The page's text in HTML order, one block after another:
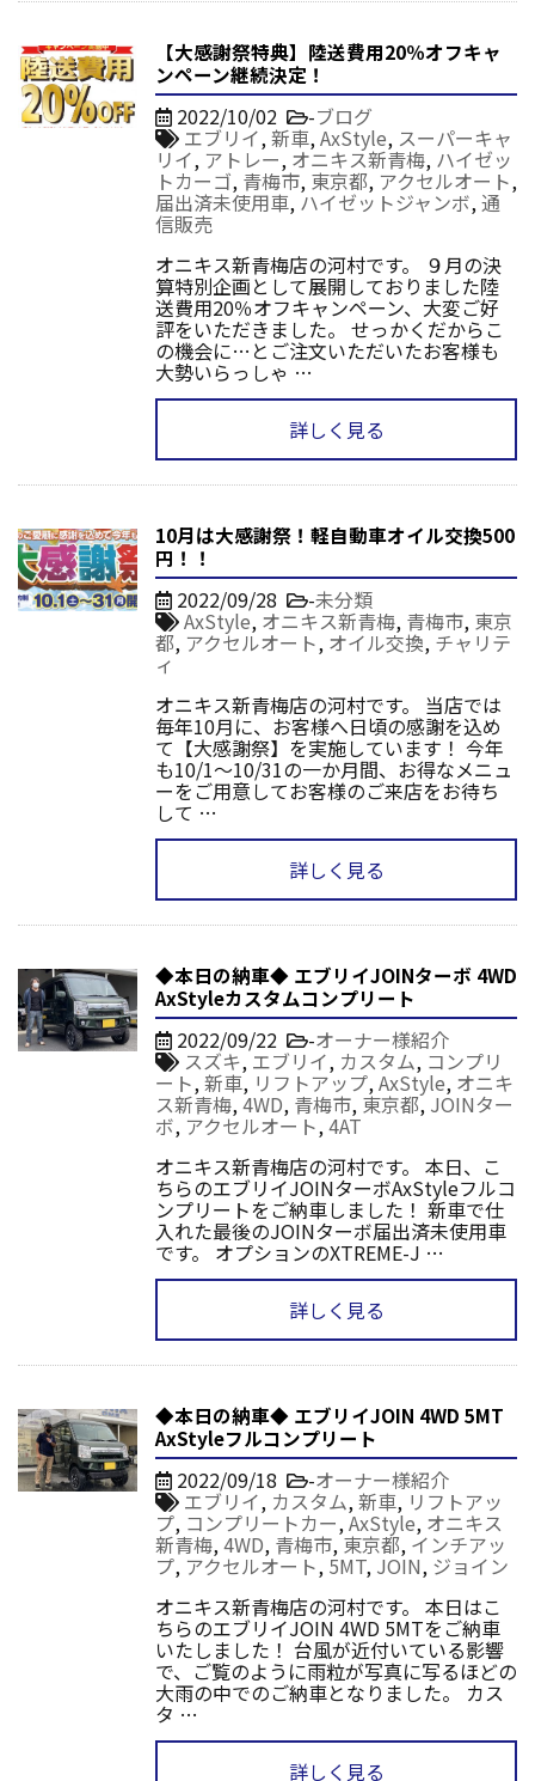
【大感謝祭特典】陸送費用20％オフキャ
ンペーン継続決定！
2022/10/02 -ブログ
エブリイ,新車,AxStyle, スーパーキャ
リイ, アトレー, オニキス新青梅, ハイゼッ
トカーゴ, 青梅市, 東京都, アクセルオート,
届出済未使用車, ハイゼットジャンボ,通
信販売
オニキス新青梅店の河村です。 ９月の決
算特別企画として展開しておりました陸
送費用20％オフキャンペーン、大変ご好
評をいただきました。 せっかくだからこ
の機会に…とご注文いただいたお客様も
大勢いらっしゃ …
詳しく見る
10月は大感謝祭！軽自動車オイル交換500
円！！
2022/09/28 -未分類
AxStyle, オニキス新青梅, 青梅市, 東京
都, アクセルオート, オイル交換, チャリテ
ィ
オニキス新青梅店の河村です。 当店では
毎年10月に、お客様へ日頃の感謝を込め
て【大感謝祭】を実施しています！ 今年
も10/1～10/31の一か月間、お得なメニュ
ーをご用意してお客様のご来店をお待ち
して …
詳しく見る
◆本日の納車◆ エブリイJOINターボ 4WD
AxStyleカスタムコンプリート
2022/09/22 -オーナー様紹介
スズキ,エブリイ, カスタム, コンプリ
ート,新車, リフトアップ,AxStyle, オニキ
ス新青梅,4WD, 青梅市, 東京都, JOINター
ボ, アクセルオート,4AT
オニキス新青梅店の河村です。 本日、こ
ちらのエブリイJOINターボAxStyleフルコ
ンプリートをご納車しました！ 新車で仕
入れた最後のJOINターボ届出済未使用車
です。 オプションのXTREME-J …
詳しく見る
◆本日の納車◆ エブリイJOIN 4WD 5MT
AxStyleフルコンプリート
2022/09/18 -オーナー様紹介
エブリイ, カスタム,新車, リフトアッ
プ, コンプリートカー,AxStyle, オニキス
新青梅,4WD, 青梅市,東京都, インチアッ
プ, アクセルオート, 5MT, JOIN, ジョイン
オニキス新青梅店の河村です。 本日はこ
ちらのエブリイJOIN 4WD 5MTをご納車
いたしました！ 台風が近付いている影響
で、ご覧のように雨粒が写真に写るほどの
大雨の中でのご納車となりました。 カス
タ …
詳しく見る